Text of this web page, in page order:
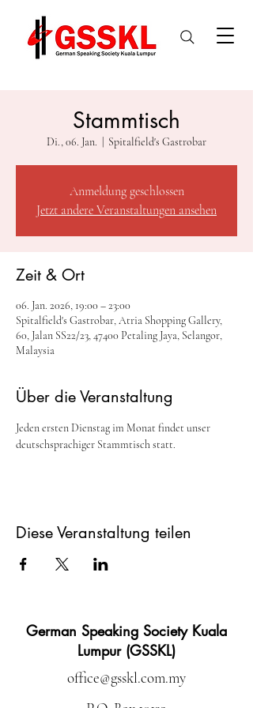
Stammtisch
Di., 06. Jan. Spitalfield's Gastrobar
Anmeldung geschlossen
Jetzt andere Veranstaltungen ansehen
Zeit & Ort
06. Jan. 2026, 19:00 – 23:00
Spitalfield's Gastrobar, Atria Shopping Gallery,
60, Jalan SS22/23, 47400 Petaling Jaya, Selangor,
Malaysia
Über die Veranstaltung
Jeden ersten Dienstag im Monat findet unser
deutschsprachiger Stammtisch statt.
Diese Veranstaltung teilen
German Speaking Society Kuala
Lumpur (GSSKL)
office@gsskl.com.my